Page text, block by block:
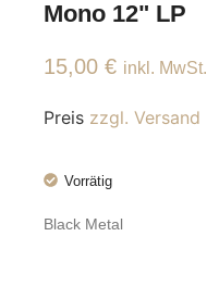
Mono 12" LP
15,00 € inkl. MwSt.
Preis zzgl. Versand
Vorrätig
Black Metal